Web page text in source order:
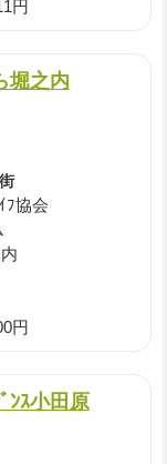
円
堀之内
ﾌ協会
円
ﾝｽ小田原